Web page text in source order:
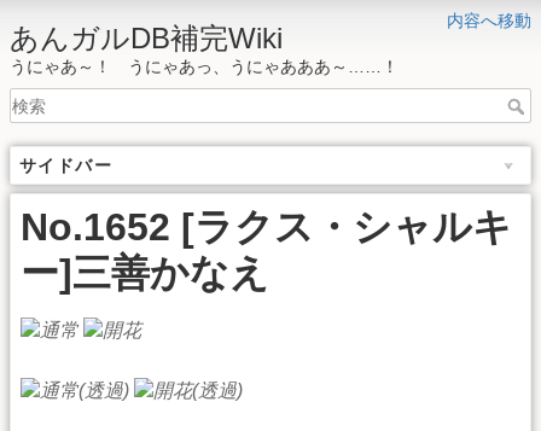
内容へ移動
あんガルDB補完Wiki
うにゃあ～！ うにゃあっ、うにゃあああ～……！
サイドバー
No.1652 [ラクス・シャルキ
ー]三善かなえ